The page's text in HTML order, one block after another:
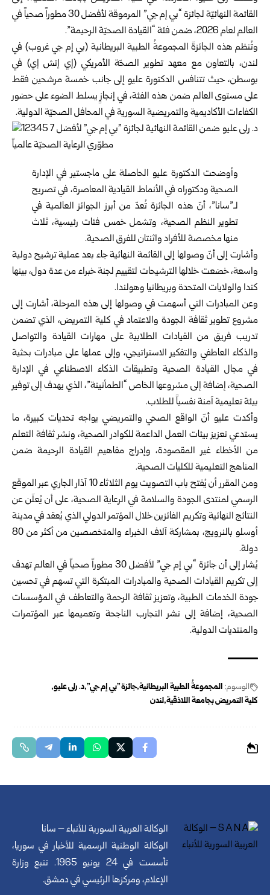
القائمة النهائيّة لجائزة “بي إم جي” المرموقة لأفضل 30 مطوراً صحياً في
العالم لعام 2026، ضمن فئة “القيادة الصحيّة الرحيمة”.
وتُنظم هذه الجائزةَ المجموعةُ الطبية البريطانية (بي إم جي غروب) في
لندن، بالتعاون مع معهد تطوير الصحّة الأمريكي (إي إتش إي) في
بوسطن، حيث تتنافس الدكتورة عليو إلى جانب خمسة مرشحين فقط
على مستوى العالم ضمن هذه الفئة، في إنجازٍ يسلط الضوء على حضور
الكفاءات الأكاديمية والتمريضية السورية في المحافل الصحيّة الدولية.
وأوضحت الدكتورة عليو الحاصلة على ماجستير في الإدارة
الصحية ودكتوراه في الأنماط القيادية المعاصرة، في تصريح
لـ”سانا”، أنّ هذه الجائزة تُعدّ من أبرز الجوائز العالمية في
تطوير النظم الصحية، وتشمل خمس فئات رئيسية، ثلاث
منها مخصصة للأفراد واثنتان للفرق الصحية.
وأشارت إلى أنّ وصولها إلى القائمة النهائية جاء بعد عملية ترشيح دولية
واسعة، خضعت خلالها الترشيحات لتقييم لجنة خبراء من عدة دول، بينها
كندا والولايات المتحدة وبريطانيا وهولندا.
وعن المبادرات التي أسهمت في وصولها إلى هذه المرحلة، أشارت إلى
مشروع تطوير ثقافة الجودة والاعتماد في كلية التمريض، الذي تضمن
تدريب فريق من القيادات الطلابية على مهارات القيادة والتواصل
والذكاء العاطفي والتفكير الاستراتيجي، وإلى عملها على مبادرات بحثية
في مجال القيادة الصحية وتطبيقات الذكاء الاصطناعي في الإدارة
الصحية، إضافة إلى مشروعها الخاص “الطمأنينة”، الذي يهدف إلى توفير
بيئة تعليمية آمنة نفسياً للطلاب.
وأكدت عليو أنّ الواقع الصحي والتمريضي يواجه تحديات كبيرة، ما
يستدعي تعزيز بيئات العمل الداعمة للكوادر الصحية، ونشر ثقافة التعلم
من الأخطاء غير المقصودة، وإدراج مفاهيم القيادة الرحيمة ضمن
المناهج التعليمية للكليات الصحية.
ومن المقرر أن يُفتح باب التصويت يوم الثلاثاء 10 آذار الجاري عبر الموقع
الرسمي لمنتدى الجودة والسلامة في الرعاية الصحية، على أن يُعلَن عن
النتائج النهائية وتكريم الفائزين خلال المؤتمر الدولي الذي يُعقد في مدينة
أوسلو بالنرويج، بمشاركة آلاف الخبراء والمتخصصين من أكثر من 80
دولة.
يُشار إلى أن جائزة “بي إم جي” لأفضل 30 مطوراً صحياً في العالم تهدف
إلى تكريم القيادات الصحية والمبادرات المبتكرة التي تسهم في تحسين
جودة الخدمات الطبية، وتعزيز ثقافة الرحمة والتعاطف في المؤسسات
الصحية، إضافة إلى نشر التجارب الناجحة وتعميمها عبر المؤتمرات
والمنتديات الدولية.
الوسوم: المجموعةُ الطبية البريطانية جائزة "بي إم جي" د. رلى عليو
كلية التمريض بجامعة اللاذقية لندن
الوكالة العربية السورية للأنباء – سانا
الوكالة الوطنية الرسمية للأخبار في سوريا،
تأسست في 24 يونيو 1965. تتبع وزارة
الإعلام، ومركزها الرئيسي في دمشق.